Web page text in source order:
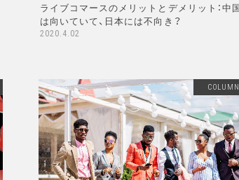
ライブコマースのメリットとデメリット：中
は向いていて、日本には不向き？
2020.4.02
COLUMN